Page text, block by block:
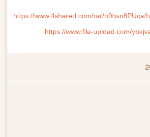
https://www.4shared.com/rar/n9hsn8PUca/
https://www.file-upload.com/